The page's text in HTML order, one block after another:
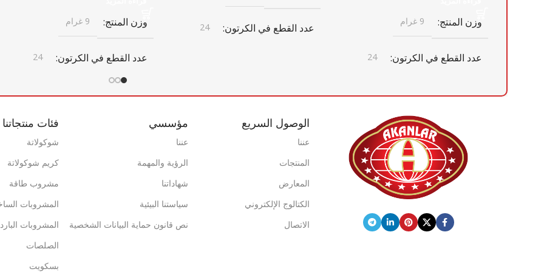
وزن المنتج 9 غرام
عدد القطع في الكرتون 24
أبعاد الكرتون
باركود الكرتون
عدد القطع في الكرتون 24
246 مم × 410 مم × 205 مم × 246 مم
باركود الكرتون
علامة تجارية فريش كويك
وزن المنتج 9 غرام
عدد القطع في الكرتون 24
أبعاد الكرتون
246 مم × 410 مم × 205 مم × 246 مم
0869 744 210 1215
الوصول السريع
عننا
المنتجات
المعارض
الكتالوج الإلكتروني
الاتصال
مؤسسي
عننا
الرؤية والمهمة
شهاداتنا
سياستنا البيئية
نص قانون حماية البيانات الشخصية
فئات منتجاتنا
شوكولاتة
كريم شوكولاتة
مشروب طاقة
المشروبات
المشروبات
الصلصات
بسكويت